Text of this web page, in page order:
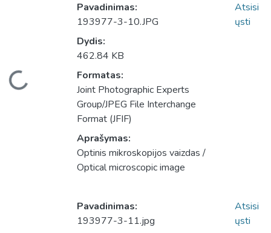
Pavadinimas:
193977-3-10.JPG
Dydis:
462.84 KB
Formatas:
Joint Photographic Experts
Group/JPEG File Interchange
Format (JFIF)
Aprašymas:
Optinis mikroskopijos vaizdas /
Optical microscopic image
Atsisi
ųsti
Pavadinimas:
193977-3-11.jpg
Atsisi
ųsti